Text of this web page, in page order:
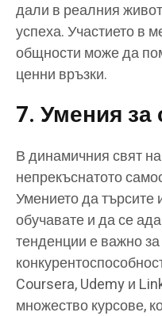
дали в реалния
успеха. Участието в
общности може да
ценни връзки.
7. Умения
В динамичния свят
непрекъснатото
Умението да
обучавате и да се
тенденции е важно
Coursera, Udemy и
множество курсове,